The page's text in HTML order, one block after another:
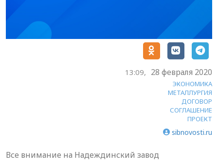
13:09, 28 февраля 2020
ЭКОНОМИКА
МЕТАЛЛУРГИЯ
ДОГОВОР
СОГЛАШЕНИЕ
ПРОЕКТ
sibnovosti.ru
Все внимание на Надеждинский завод